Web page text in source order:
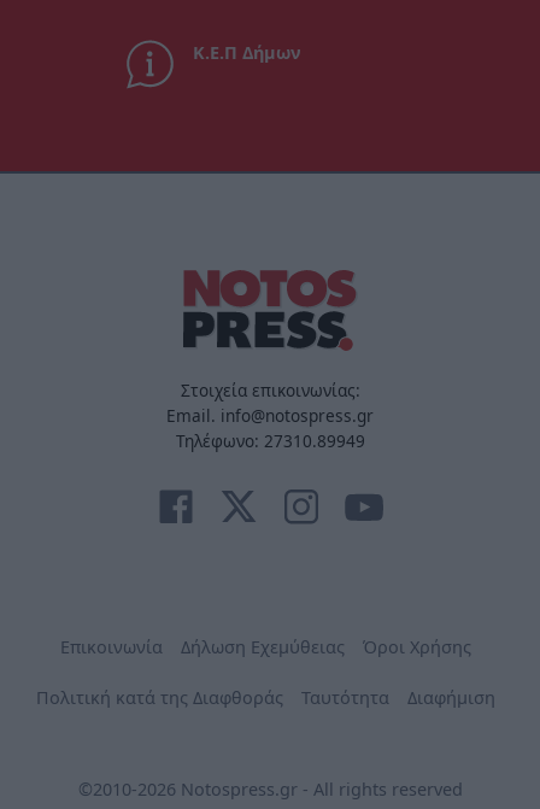
Κ.Ε.Π Δήμων
Στοιχεία επικοινωνίας:
Email. info@notospress.gr
Τηλέφωνο: 27310.89949
Επικοινωνία Δήλωση Εχεμύθειας Όροι Χρήσης
Πολιτική κατά της Διαφθοράς Ταυτότητα Διαφήμιση
©2010-2026 Notospress.gr - All rights reserved